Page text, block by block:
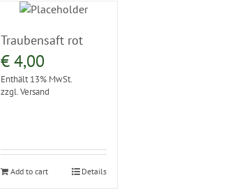
Traubensaft rot
€4,00
Enthält 13% MwSt.
zzgl.Versand
Add to cart Details